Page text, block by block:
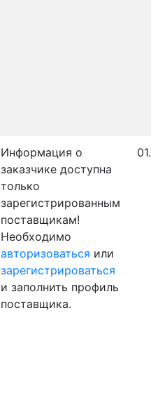
Информация о
заказчике доступна
только
зарегистрированным
поставщикам!
Необходимо
авторизоваться или
зарегистрироваться
и заполнить профиль
поставщика.